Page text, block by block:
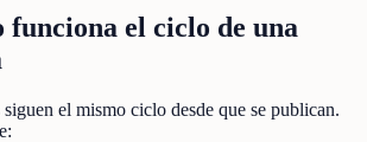
funciona el ciclo de una
el mismo ciclo desde que se publican.